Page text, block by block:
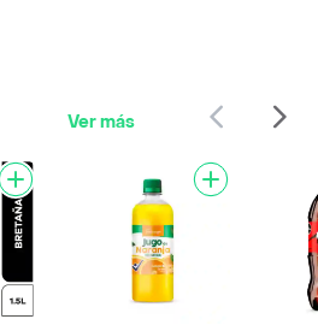
Ver más